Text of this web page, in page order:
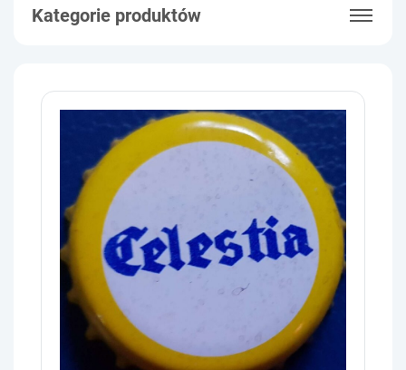
Kategorie produktów